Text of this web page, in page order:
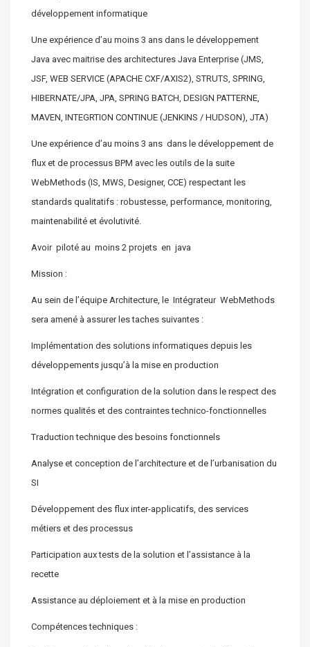
développement informatique
Une expérience d’au moins 3 ans dans le développement
Java avec maitrise des architectures Java Enterprise (JMS,
JSF, WEB SERVICE (APACHE CXF/AXIS2), STRUTS, SPRING,
HIBERNATE/JPA, JPA, SPRING BATCH, DESIGN PATTERNE,
MAVEN, INTEGRTION CONTINUE (JENKINS / HUDSON), JTA)
Une expérience d’au moins 3 ans dans le développement de
flux et de processus BPM avec les outils de la suite
WebMethods (IS, MWS, Designer, CCE) respectant les
standards qualitatifs : robustesse, performance, monitoring,
maintenabilité et évolutivité.
Avoir piloté au moins 2 projets en java
Mission :
Au sein de l’équipe Architecture, le Intégrateur WebMethods
sera amené à assurer les taches suivantes :
Implémentation des solutions informatiques depuis les
développements jusqu’à la mise en production
Intégration et configuration de la solution dans le respect des
normes qualités et des contraintes technico-fonctionnelles
Traduction technique des besoins fonctionnels
Analyse et conception de l’architecture et de l’urbanisation du
SI
Développement des flux inter-applicatifs, des services
métiers et des processus
Participation aux tests de la solution et l’assistance à la
recette
Assistance au déploiement et à la mise en production
Compétences techniques :